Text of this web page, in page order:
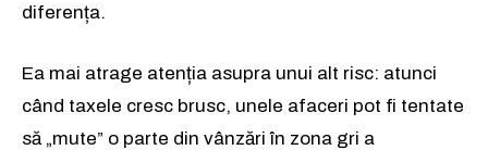
diferența.
Ea mai atrage atenția asupra unui alt risc: atunci
când taxele cresc brusc, unele afaceri pot fi tentate
să „mute” o parte din vânzări în zona gri a